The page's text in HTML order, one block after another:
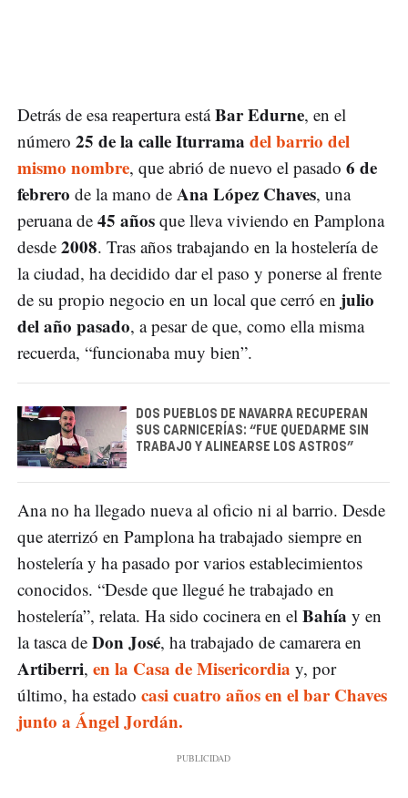
Detrás de esa reapertura estáBar Edurne, en el
número 25 de la calle Iturrama del barrio del
mismo nombre, que abrió de nuevo el pasado 6 de
febrero de la mano de Ana López Chaves, una
peruana de 45 años que lleva viviendo en Pamplona
desde 2008. Tras años trabajando en la hostelería de
la ciudad, ha decidido dar el paso y ponerse al frente
de su propio negocio en un local que cerró en julio
del año pasado, a pesar de que, como ella misma
recuerda, “funcionaba muy bien”.
DOS PUEBLOS DE NAVARRA RECUPERAN
SUS CARNICERÍAS: “FUE QUEDARME SIN
TRABAJO Y ALINEARSE LOS ASTROS”
Ana no ha llegado nueva al oficio ni al barrio. Desde
que aterrizó en Pamplona ha trabajado siempre en
hostelería y ha pasado por varios establecimientos
conocidos. “Desde que llegué he trabajado en
hostelería”, relata. Ha sido cocinera en el Bahía y en
la tasca de Don José, ha trabajado de camarera en
Artiberri, en la Casa de Misericordia y, por
último, ha estado casi cuatro años en el bar Chaves
junto a Ángel Jordán.